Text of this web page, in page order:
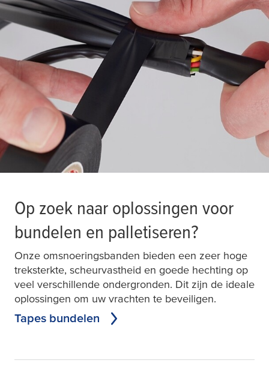
Op zoek naar oplossingen voor
bundelen en palletiseren?
Onze omsnoeringsbanden bieden een zeer hoge
treksterkte, scheurvastheid en goede hechting op
veel verschillende ondergronden. Dit zijn de ideale
oplossingen om uw vrachten te beveiligen.
Tapes bundelen